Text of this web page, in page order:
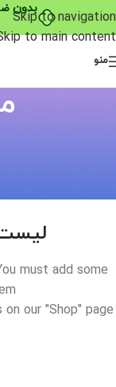
بدون
Skip to navigation
to main content
منو
must add some
our "Shop" page.